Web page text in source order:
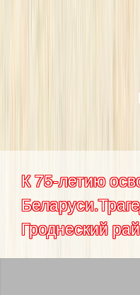
К 75-летию
Гроднеский